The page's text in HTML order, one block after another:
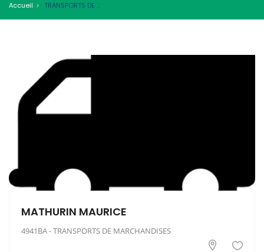
Accueil TRANSPORTS DE MARCHANDISES
MATHURIN MAURICE
4941BA - TRANSPORTS DE MARCHANDISES